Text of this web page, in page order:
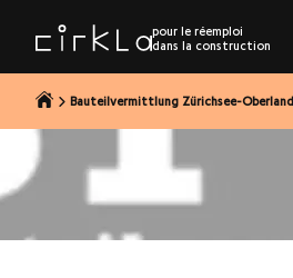
contenu
pour le réemploi
dans la construction
Bauteilvermittlung Zürichsee-Oberland